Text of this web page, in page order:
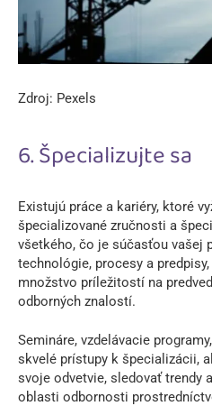
Zdroj: Pexels
6. Špecializujte sa
Existujú práce a kariéry, ktoré
špecializované zručnosti a
všetkého, čo je súčasťou vašej
technológie, procesy a
množstvo príležitostí na
odborných znalostí.
Semináre, vzdelávacie
skvelé prístupy k špecializácii,
svoje odvetvie, sledovať trendy
oblasti odbornosti